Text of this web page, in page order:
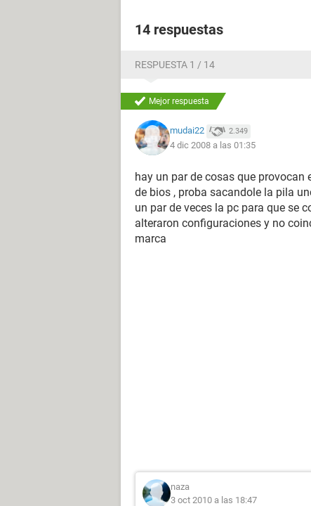
14 respuestas
RESPUESTA 1 / 14
Mejor respuesta
mudai22 2.349
4 dic 2008 a las 01:35
hay un par de cosas que provocan
de bios , proba sacandole la pila
un par de veces la pc para que se
alteraron configuraciones y no
marca
naza
3 oct 2010 a las 18:47